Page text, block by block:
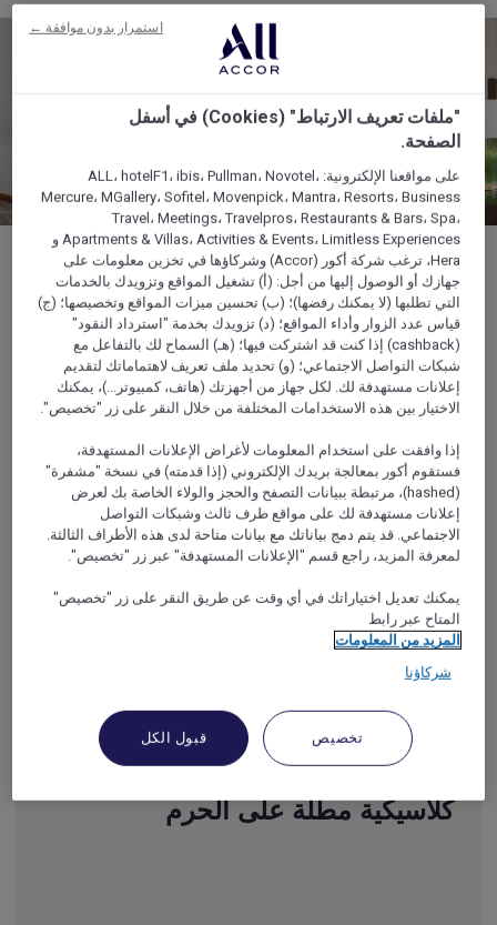
1/4
اكتشف أيضًا
كلاسيكية مطلّة على الحرم
"ملفات تعريف الارتباط" (Cookies) في أسفل
الصفحة.
على مواقعنا الإلكترونية: ALL، hotelF1، ibis، Pullman، Novotel،
Mercure، MGallery، Sofitel، Movenpick، Mantra، Resorts، Business
Travel، Meetings، Travelpros، Restaurants & Bars، Spa،
Apartments & Villas، Activities & Events، Limitless Experiences و
Hera، ترغب شركة أكور (Accor) وشركاؤها في تخزين معلومات على
جهازك أو الوصول إليها من أجل: (أ) تشغيل المواقع وتزويدك بالخدمات
التي تطلبها (لا يمكنك رفضها)؛ (ب) تحسين ميزات المواقع وتخصيصها؛ (ج)
قياس عدد الزوار وأداء المواقع؛ (د) تزويدك بخدمة "استرداد النقود"
(cashback) إذا كنت قد اشتركت فيها؛ (هـ) السماح لك بالتفاعل مع
شبكات التواصل الاجتماعي؛ (و) تحديد ملف تعريف لاهتماماتك لتقديم
إعلانات مستهدفة لك. لكل جهاز من أجهزتك (هاتف، كمبيوتر...)، يمكنك
الاختيار بين هذه الاستخدامات المختلفة من خلال النقر على زر "تخصيص".
إذا وافقت على استخدام المعلومات لأغراض الإعلانات المستهدفة،
فستقوم أكور بمعالجة بريدك الإلكتروني (إذا قدمته) في نسخة "مشفرة"
(hashed)، مرتبطة ببيانات التصفح والحجز والولاء الخاصة بك لعرض
إعلانات مستهدفة لك على مواقع طرف ثالث وشبكات التواصل
الاجتماعي. قد يتم دمج بياناتك مع بيانات متاحة لدى هذه الأطراف الثالثة.
لمعرفة المزيد، راجع قسم "الإعلانات المستهدفة" عبر زر "تخصيص".
يمكنك تعديل اختياراتك في أي وقت عن طريق النقر على زر "تخصيص"
المتاح عبر رابط
المزيد من المعلومات
شركاؤنا
تخصيص قبول الكل
استمرار بدون موافقة ←